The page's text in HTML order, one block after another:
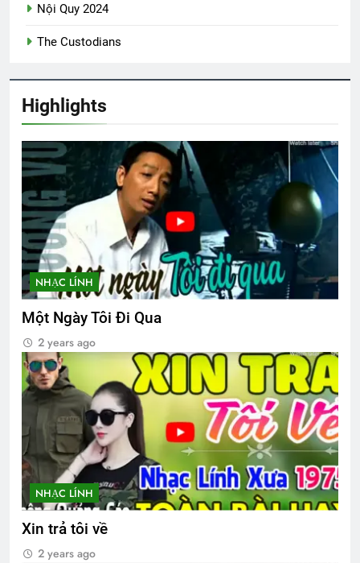
2 Years Ago
2 Years Ago
English For Today book 5
1 Year Ago
CSVSQ TRẦN ĐĂNG PHONG K17
2 Years Ago
Nụ Tầm Xuân
2 Years Ago
Chuyến tầu hoàng hôn
2 Years Ago
Phân Ưu CSVSQ Lương Huỳnh Hương
K16
2 Years Ago
Nội Quy 2024
The Custodians
Highlights
NHẠC LÍNH
Một Ngày Tôi Đi Qua
2 years ago
NHẠC LÍNH
Xin trả tôi về
2 years ago